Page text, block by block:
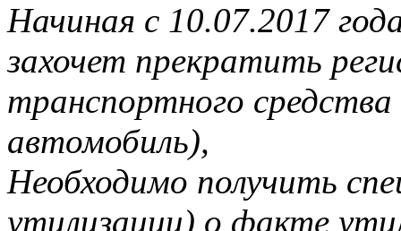
Начиная с 10.07.2017
захочет прекратить
транспортного
автомобиль),
Необходимо получить
утилизации) о факте